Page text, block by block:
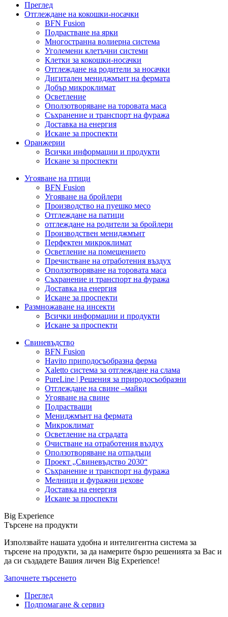
Преглед
Отглеждане на кокошки-носачки
BFN Fusion
Подрастване на ярки
Многостранна волиерна система
Уголемени клетъчни системи
Клетки за кокошки-носачки
Отглеждане на родители за носачки
Дигитален мениджмънт на фермата
Добър микроклимат
Осветление
Оползотворяване на торовата маса
Съхранение и транспорт на фуража
Доставка на енергия
Искане за проспекти
Оранжерии
Всички информации и продукти
Искане за проспекти
Угояване на птици
BFN Fusion
Угояване на бройлери
Производство на пуешко месо
Отглеждане на патици
отглеждане на родители за бройлери
Производствен мениджмънт
Перфектен микроклимат
Осветление на помещението
Пречистване на отработения въздух
Оползотворяване на торовата маса
Съхранение и транспорт на фуража
Доставка на енергия
Искане за проспекти
Размножаване на инсекти
Всички информации и продукти
Искане за проспекти
Свиневъдство
BFN Fusion
Havito приподосъобразна ферма
Xaletto система за отглеждане на слама
PureLine | Решения за природосъобразни
Отглеждане на свине –майки
Угояване на свине
Подрастващи
Мениджмънт на фермата
Микроклимат
Осветление на сградата
Очистване на отработения въздух
Оползотворяване на отпадъци
Проект „Свиневъдство 2030“
Съхранение и транспорт на фуража
Мелници и фуражни цехове
Доставка на енергия
Искане за проспекти
Big Experience
Търсене на продукти
Използвайте нашата удобна и интелигентна система за
търсене на продукти, за да намерите бързо решенията за Вас и
да си създадете Вашия личен Big Experience!
Започнете търсенето
Преглед
Подпомагане & сервиз